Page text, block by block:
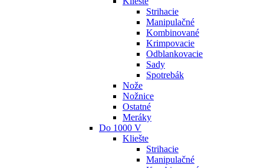
Strihacie
Manipulačné
Kombinované
Krimpovacie
Odblankovacie
Sady
Spotrebák
Nože
Nožnice
Ostatné
Meráky
Do 1000 V
Kliešte
Strihacie
Manipulačné